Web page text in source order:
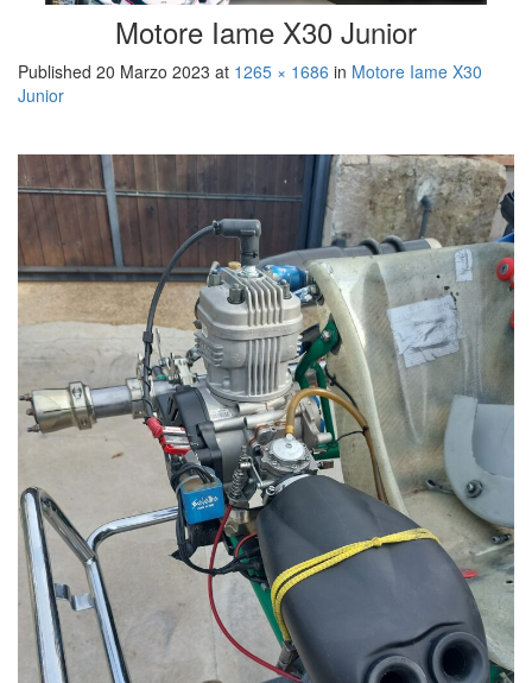
Motore Iame X30 Junior
Published 20 Marzo 2023 at 1265 × 1686 in Motore Iame X30
Junior